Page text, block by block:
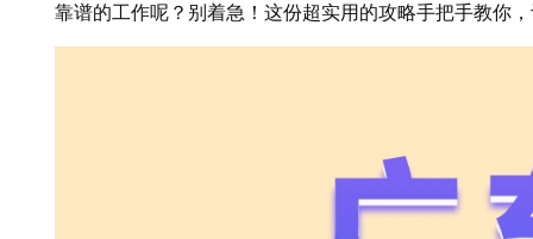
靠谱的工作呢？别着急！这份超实用的攻略手把手教你